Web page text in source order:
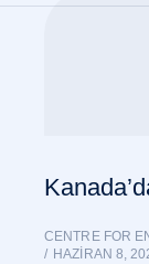
CENTRE FOR
HAZIRAN 8,